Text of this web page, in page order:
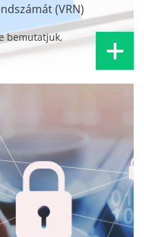
(VRN)
bemutatjuk,